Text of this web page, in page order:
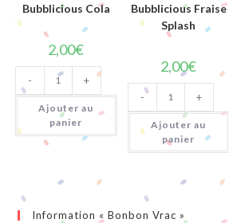
Bubblicious Cola
2,00€
quantité
de
Bubblicious
Cola
- +
Ajouter au
panier
Bubblicious Fraise
Splash
2,00€
quantité
de
Bubblicious
Fraise
Splash
- +
Ajouter au
panier
Information « Bonbon Vrac »